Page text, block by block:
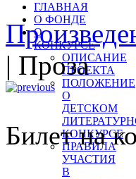
ГЛАВНАЯ
О ФОНДЕ
О
КОНКУРСЕ
ОПИСАНИЕ
ПРОЕКТА
ПОЛОЖЕНИЕ
О
ДЕТСКОМ
КОНКУРСЕ
ПРАВИЛА
УЧАСТИЯ
В
| Проза
Билет на